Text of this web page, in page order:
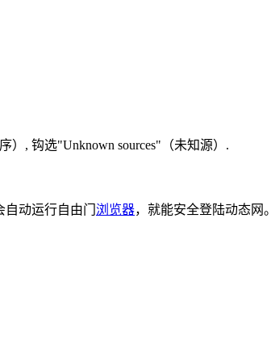
）, 钩选"Unknown sources"（未知源）.
动运行自由门 浏览器，就能安全登陆动态网。